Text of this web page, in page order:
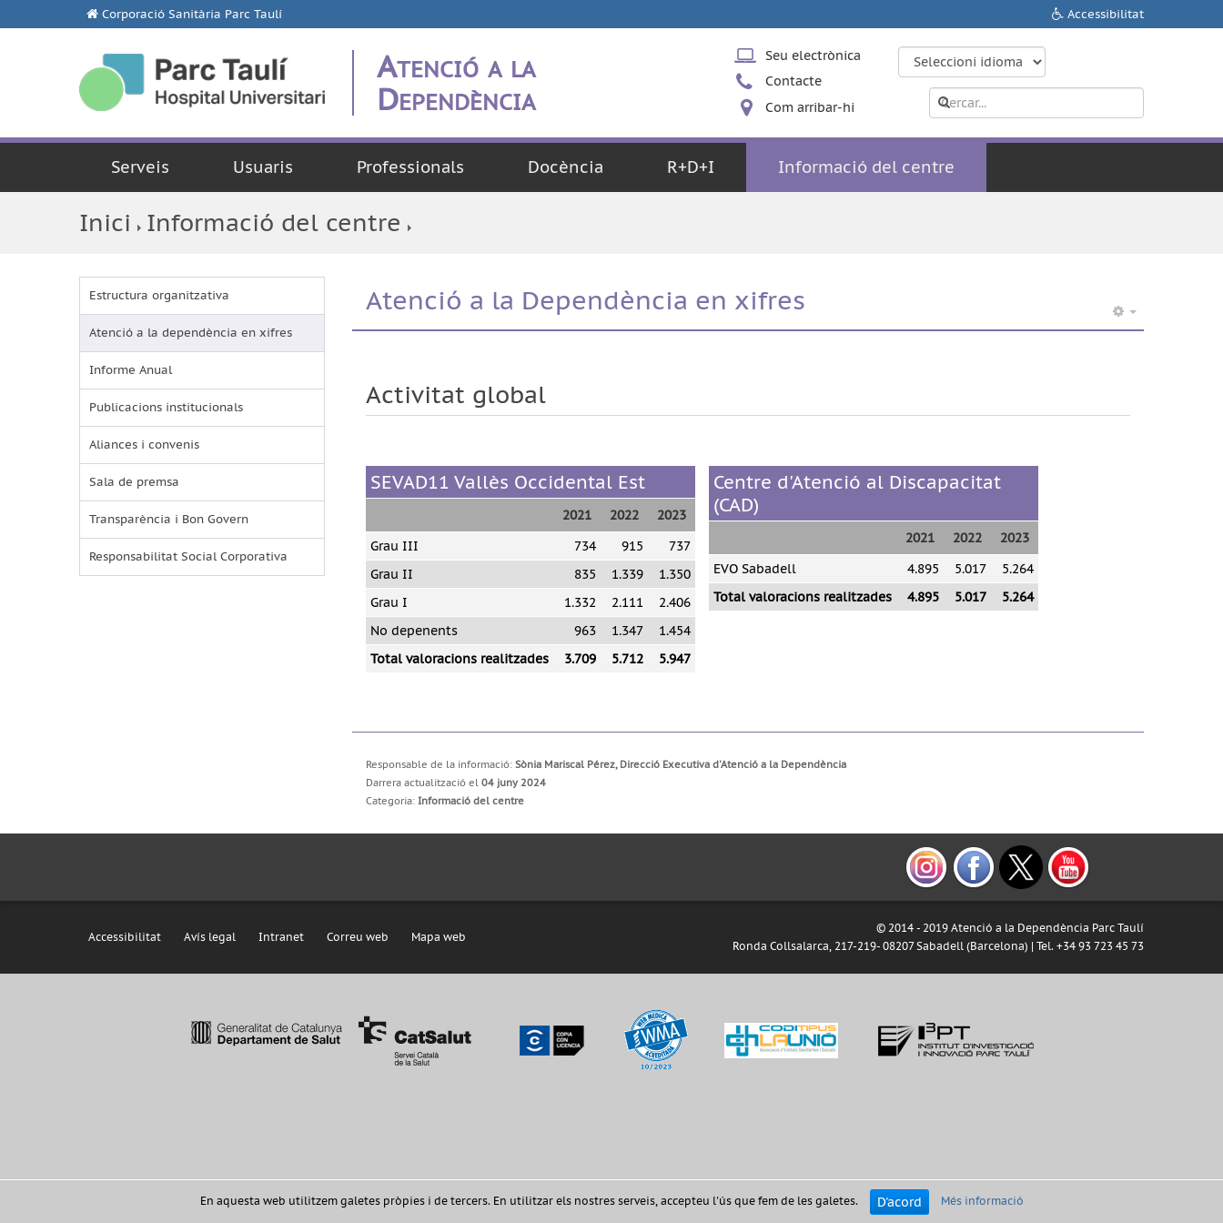
Corporació Sanitària Parc Taulí Accessibilitat
Atenció a la
Dependència
Seu electrònica
Contacte
Com arribar-hi
Serveis Usuaris Professionals Docència R+D+I Informació del centre
Inici Informació del centre
Atenció a la Dependència en xifres
Activitat global
2021 2022 2023
SEVAD11 Vallès Occidental Est
Grau III 734 915
737
Grau II
835 1.339
1.350
Grau I
1.332 2.111
2.406
No depenents
963 1.347
1.454
Total valoracions realitzades
3.709 5.712 5.947
2021 2022 2023
Centre d'Atenció al Discapacitat
(CAD)
EVO Sabadell 4.895 5.017
5.264
Total valoracions realitzades
4.895 5.017 5.264
Responsable de la informació: Sònia Mariscal Pérez, Direcció Executiva d'Atenció a la Dependència
Darrera actualització el 04 juny 2024
Categoria: Informació del centre
Estructura organitzativa
Atenció a la dependència en xifres
Informe Anual
Publicacions institucionals
Aliances i convenis
Sala de premsa
Transparència i Bon Govern
Responsabilitat Social Corporativa
Accessibilitat Avís legal Intranet Correu web Mapa web
© 2014 - 2019 Atenció a la Dependència Parc Taulí
Ronda Collsalarca, 217-219- 08207 Sabadell (Barcelona) | Tel. +34 93 723 45 73
En aquesta web utilitzem galetes pròpies i de tercers. En utilitzar els nostres serveis, accepteu l'ús que fem de les galetes. D'acord Més informació